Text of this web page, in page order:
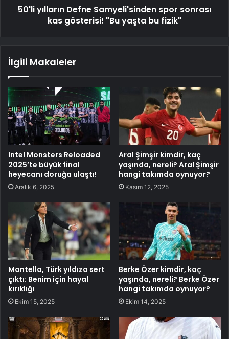
50'li yılların Defne Samyeli'sinden spor sonrası
kas gösterisi! "Bu yaşta bu fizik"
İlgili Makaleler
Intel Monsters Reloaded
2025’te büyük final
heyecanı doruğa ulaştı!
Aralık 6, 2025
Aral Şimşir kimdir, kaç
yaşında, nereli? Aral Şimşir
hangi takımda oynuyor?
Kasım 12, 2025
Montella, Türk yıldıza sert
çıktı: Benim için hayal
kırıklığı
Ekim 15, 2025
Berke Özer kimdir, kaç
yaşında, nereli? Berke Özer
hangi takımda oynuyor?
Ekim 14, 2025